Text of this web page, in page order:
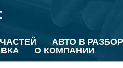
АВТО В РАЗБОР
О КОМПАНИИ